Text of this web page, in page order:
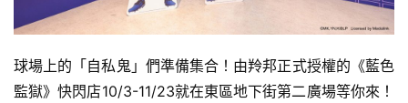
車
機
車
球場上的「自私鬼」們準備集合！由羚邦正式授權的《藍色
監獄》快閃店10/3-11/23就在東區地下街第二廣場等你來！